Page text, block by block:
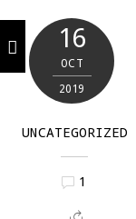
16
OCT
2019
UNCATEGORIZED
1